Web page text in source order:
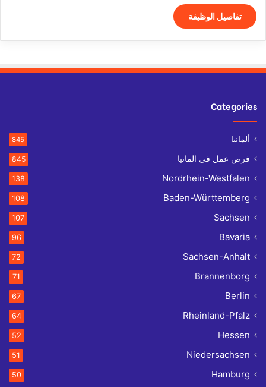
تفاصيل الوظيفة
Categories
ألمانيا 845
فرص عمل في المانيا 845
Nordrhein-Westfalen
138
Baden-Württemberg
108
Sachsen
107
Bavaria
96
Sachsen-Anhalt
72
Brannenborg
71
Berlin
67
Rheinland-Pfalz
64
Hessen
52
Niedersachsen
51
Hamburg
50